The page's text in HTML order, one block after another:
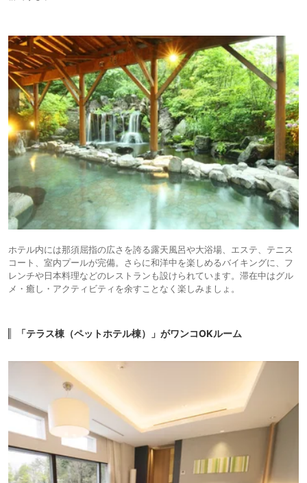
ホテル内には那須屈指の広さを誇る露天風呂や大浴場、エステ、テニス
コート、室内プールが完備。さらに和洋中を楽しめるバイキングに、フ
レンチや日本料理などのレストランも設けられています。滞在中はグル
メ・癒し・アクティビティを余すことなく楽しみましょ。
「テラス棟（ペットホテル棟）」がワンコOKルーム